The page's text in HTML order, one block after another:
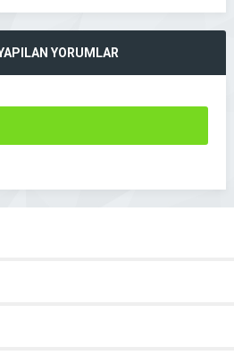
YORUMLAR